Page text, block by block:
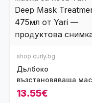
shop.curly.bg
Дълбоко
възстановяваща
за коса Yari Deep
13.55€